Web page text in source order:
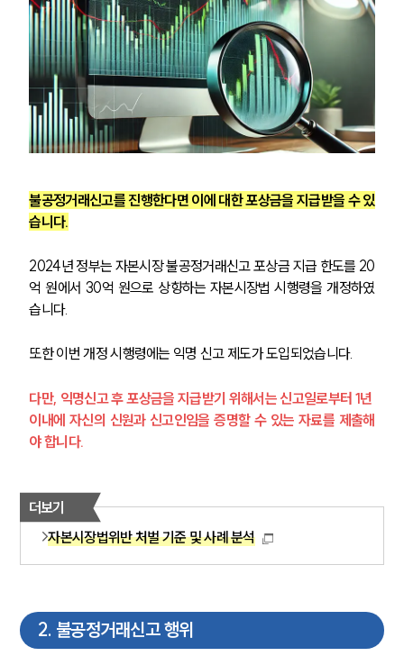
불공정거래신고를 진행한다면 이에 대한 포상금을 지급받을 수 있
습니다.
2024년 정부는 자본시장 불공정거래신고 포상금 지급 한도를 20
억 원에서 30억 원으로 상향하는 자본시장법 시행령을 개정하였
습니다.
또한 이번 개정 시행령에는 익명 신고 제도가 도입되었습니다.
다만, 익명신고 후 포상금을 지급받기 위해서는 신고일로부터 1년
이내에 자신의 신원과 신고인임을 증명할 수 있는 자료를 제출해
야 합니다.
더보기
자본시장법위반 처벌 기준 및 사례 분석
2. 불공정거래신고 행위